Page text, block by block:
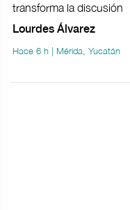
transforma la discusión
Lourdes Álvarez
Hace 6 h | Mérida, Yucatán